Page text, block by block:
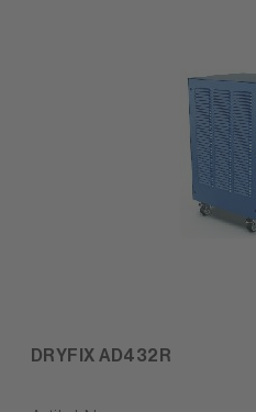
DRYFIX AD432R